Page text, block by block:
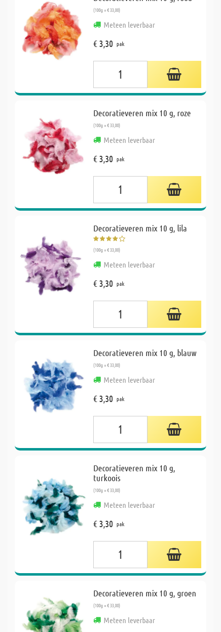
(100g = € 33,00)
Meteen leverbaar
€ 3,30 pak
Decoratieveren mix 10 g, roze
(100g = € 33,00)
Meteen leverbaar
€ 3,30 pak
Decoratieveren mix 10 g, lila
(100g = € 33,00)
Meteen leverbaar
€ 3,30 pak
Decoratieveren mix 10 g, blauw
(100g = € 33,00)
Meteen leverbaar
€ 3,30 pak
Decoratieveren mix 10 g,
turkoois
(100g = € 33,00)
Meteen leverbaar
€ 3,30 pak
Decoratieveren mix 10 g, groen
(100g = € 33,00)
Meteen leverbaar